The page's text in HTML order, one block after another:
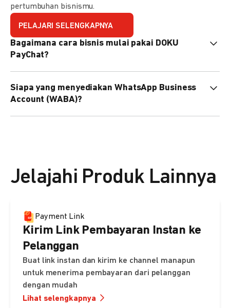
pertumbuhan bisnismu.
PELAJARI SELENGKAPNYA
Bagaimana cara bisnis mulai pakai DOKU
PayChat?
nanti tim kami bantu setup. Bisa juga pakai nomor
WhatsApp bisnis yang sudah dimiliki sendiri, atau dari
DOKU yang buatkan WhatsApp Bisnis terverifikasi juga
Siapa yang menyediakan WhatsApp Business
Account (WABA)?
Jelajahi Produk Lainnya
Payment Link
Kirim Link Pembayaran Instan ke
Pelanggan
Buat link instan dan kirim ke channel manapun
untuk menerima pembayaran dari pelanggan
dengan mudah
Lihat selengkapnya